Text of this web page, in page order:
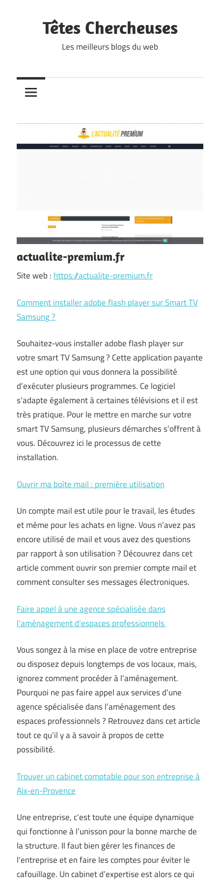
Têtes Chercheuses
Les meilleurs blogs du web
actualite-premium.fr
Site web : https://actualite-premium.fr
Comment installer adobe flash player sur Smart TV
Samsung ?
Souhaitez-vous installer adobe flash player sur
votre smart TV Samsung ? Cette application payante
est une option qui vous donnera la possibilité
d’exécuter plusieurs programmes. Ce logiciel
s’adapte également à certaines télévisions et il est
très pratique. Pour le mettre en marche sur votre
smart TV Samsung, plusieurs démarches s’offrent à
vous. Découvrez ici le processus de cette
installation.
Ouvrir ma boîte mail : première utilisation
Un compte mail est utile pour le travail, les études
et même pour les achats en ligne. Vous n’avez pas
encore utilisé de mail et vous avez des questions
par rapport à son utilisation ? Découvrez dans cet
article comment ouvrir son premier compte mail et
comment consulter ses messages électroniques.
Faire appel à une agence spécialisée dans
l’aménagement d’espaces professionnels
Vous songez à la mise en place de votre entreprise
ou disposez depuis longtemps de vos locaux, mais,
ignorez comment procéder à l’aménagement.
Pourquoi ne pas faire appel aux services d’une
agence spécialisée dans l’aménagement des
espaces professionnels ? Retrouvez dans cet article
tout ce qu’il y a à savoir à propos de cette
possibilité.
Trouver un cabinet comptable pour son entreprise à
Aix-en-Provence
Une entreprise, c’est toute une équipe dynamique
qui fonctionne à l’unisson pour la bonne marche de
la structure. Il faut bien gérer les finances de
l’entreprise et en faire les comptes pour éviter le
cafouillage. Un cabinet d’expertise est alors ce qui